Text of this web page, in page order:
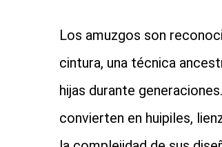
Los amuzgos son
cintura, una técnica
hijas durante
convierten en huipiles,